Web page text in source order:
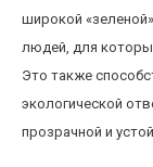
широкой
людей, для
Это также
экологической
прозрачной и